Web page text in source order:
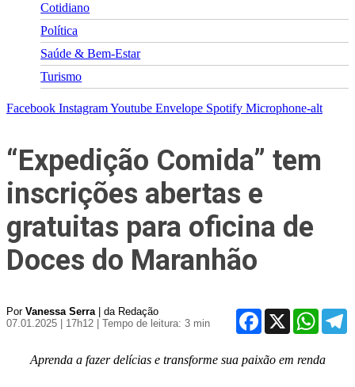
Cotidiano
Política
Saúde & Bem-Estar
Turismo
Facebook InstagramYoutube Envelope Spotify Microphone-alt
“Expedição Comida” tem
inscrições abertas e
gratuitas para oficina de
Doces do Maranhão
Por Vanessa Serra| da Redação
07.01.2025 | 17h12
| Tempo de leitura: 3 min
Facebook
X
Aprenda a fazer delícias e transforme sua paixão em renda